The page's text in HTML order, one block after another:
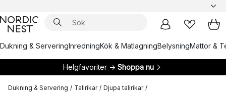
Dukning & ServeringInredningKök & MatlagningBelysningMattor &
Helgfavoriter → Shoppa nu
Dukning & Servering / Tallrikar / Djupa tallrikar /